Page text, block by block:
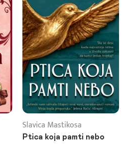
Slavica Mastikosa
Ptica koja pamti nebo